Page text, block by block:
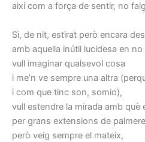
així com a força de sentir, no
Si, de nit, estirat però encara
amb aquella inútil lucidesa en
vull imaginar qualsevol cosa
i me’n ve sempre una altra
i com que tinc son, somio),
vull estendre la mirada amb què
per grans extensions de
però veig sempre el mateix,